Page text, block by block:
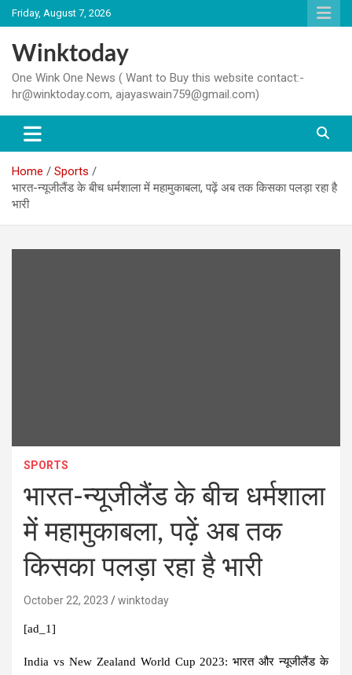
Skip
to
content
Friday, August 7, 2026
Winktoday
One Wink One News ( Want to Buy this website contact:-
hr@winktoday.com, ajayaswain759@gmail.com)
Home
Sports
भारत-न्यूजीलैंड के बीच धर्मशाला में महामुकाबला, पढ़ें अब तक किसका पलड़ा रहा है
भारी
SPORTS
भारत-न्यूजीलैंड के बीच धर्मशाला
में महामुकाबला, पढ़ें अब तक
किसका पलड़ा रहा है भारी
October 22, 2023 winktoday
[ad_1]
India vs New Zealand World Cup 2023: भारत और न्यूजीलैंड के